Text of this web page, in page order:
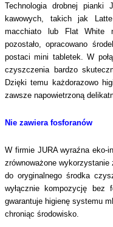
Technologia drobnej pianki
kawowych, takich jak
macchiato lub Flat White
pozostało, opracowano
postaci mini tabletek. W
czyszczenia bardzo
Dzięki temu każdorazowo
zawsze napowietrzoną
Nie zawiera fosforanów
W firmie JURA wyraźna eko-
zrównoważone
do oryginalnego środka
wyłącznie kompozycję bez
gwarantuje higienę systemu
chroniąc środowisko.